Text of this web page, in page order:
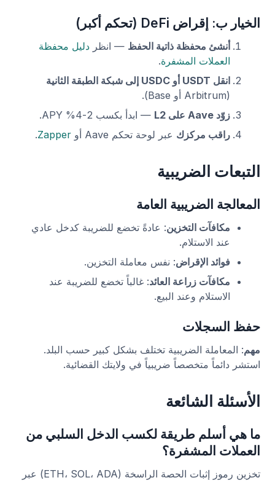
الخيار ب: إقراض DeFi (تحكم أكبر)
أنشئ محفظة ذاتية الحفظ — انظر دليل محفظة
العملات المشفرة.
انقل USDT أو USDC إلى شبكة الطبقة الثانية
(Arbitrum أو Base).
زوّد Aave على L2
— ابدأ بكسب 2-4% APY.
راقب مركزك عبر لوحة تحكم Aave أو Zapper
.
التبعات الضريبية
المعالجة الضريبية العامة
مكافآت التخزين: عادةً تخضع للضريبة كدخل عادي
عند الاستلام.
فوائد الإقراض: نفس معاملة التخزين.
مكافآت زراعة العائد: غالباً تخضع للضريبة عند
الاستلام وعند البيع.
حفظ السجلات
مهم: المعاملة الضريبية تختلف بشكل كبير حسب البلد.
استشر دائماً متخصصاً ضريبياً في ولايتك القضائية.
الأسئلة الشائعة
ما هي أسلم طريقة لكسب الدخل السلبي من
العملات المشفرة؟
تخزين رموز إثبات الحصة الراسخة (ETH، SOL، ADA) عبر